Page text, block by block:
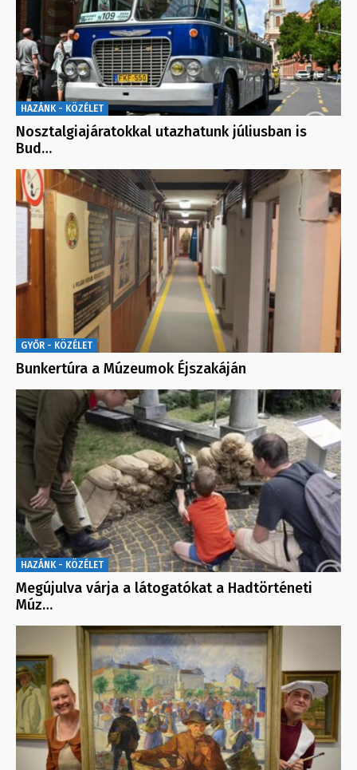
HAZÁNK - KÖZÉLET
Nosztalgiajáratokkal utazhatunk júliusban is
Bud…
GYŐR - KÖZÉLET
Bunkertúra a Múzeumok Éjszakáján
HAZÁNK - KÖZÉLET
Megújulva várja a látogatókat a Hadtörténeti
Múz…